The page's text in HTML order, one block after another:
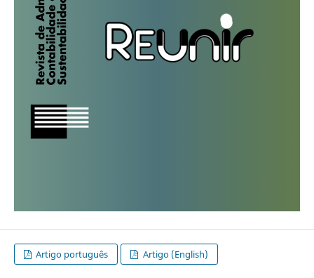
Artigo português Artigo (English)